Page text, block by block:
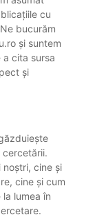
cu
bucurăm
și suntem
cita sursa
și
cercetării.
cine și
cine și cum
lumea în